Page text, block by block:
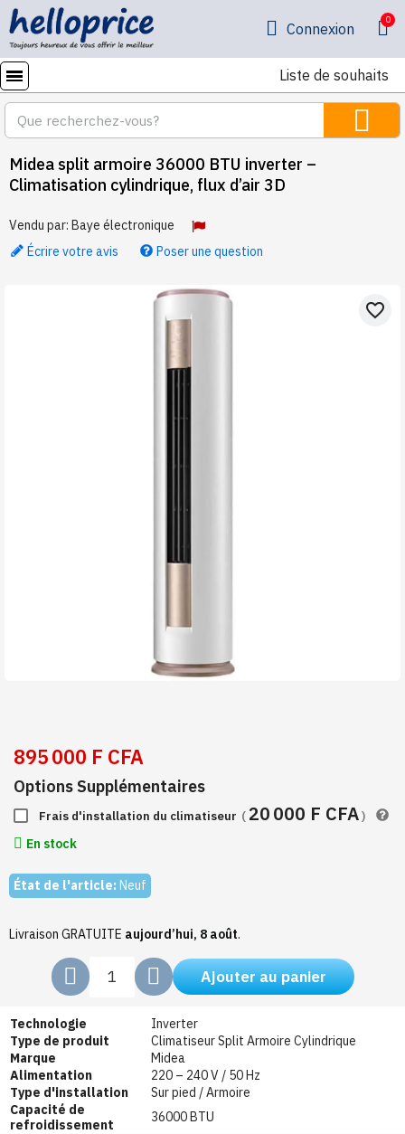
Connexion
Liste de souhaits
Midea split armoire 36000 BTU inverter –
Climatisation cylindrique, flux d’air 3D
Vendu par: Baye électronique
Écrire votre avis
Poser une question
favorite_border
895 000 F CFA
Options Supplémentaires
Frais d'installation du climatiseur ( 20 000 F CFA)
En stock
État de l'article: Neuf
Livraison GRATUITE aujourd’hui, 8 août.
Ajouter au panier
Technologie
Inverter
Type de produit
Climatiseur Split Armoire Cylindrique
Marque
Midea
Alimentation
220 – 240 V / 50 Hz
Type d'installation
Sur pied / Armoire
Capacité de
refroidissement
36000 BTU